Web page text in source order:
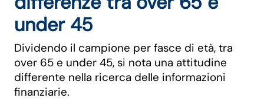
under 45
Dividendo il campione per fasce di età, tra
over 65 e under 45, si nota una attitudine
differente nella ricerca delle informazioni
finanziarie.